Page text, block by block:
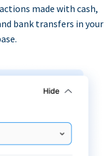
made with cash,
bank transfers in your